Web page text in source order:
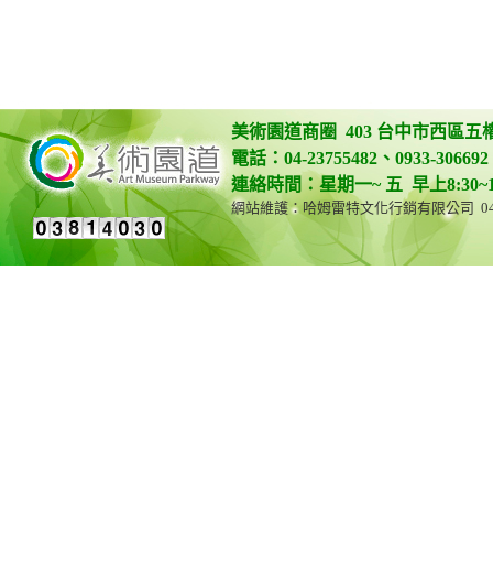
美術園道商圈 403 台中市西區五
電話：04-23755482、0933-
連絡時間：星期一~ 五 早上
網站維護：哈姆雷特文化行銷有限公司